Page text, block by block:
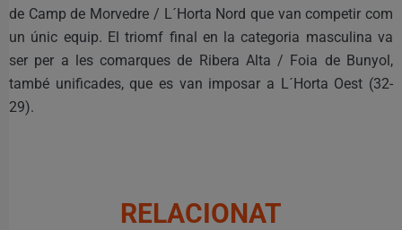
de Camp de Morvedre / L´Horta Nord que van competir com
un únic equip. El triomf final en la categoria masculina va
ser per a les comarques de Ribera Alta / Foia de Bunyol,
també unificades, que es van imposar a L´Horta Oest (32-
29).
RELACIONAT